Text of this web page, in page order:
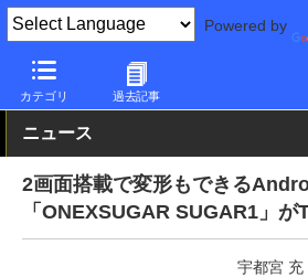
Powered by
カテゴリ 過去記事
PC Watch パソコン/タブレット/スマー
ニュース
2画面搭載で変形もできる
「ONEXSUGAR SUGAR1」
宇都宮 充